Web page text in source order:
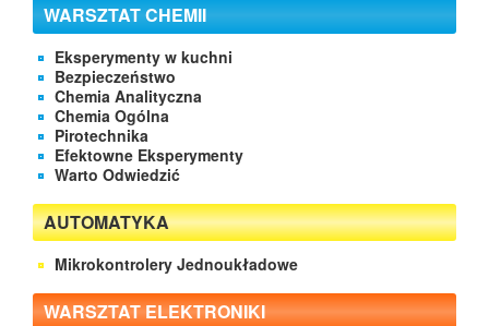
WARSZTAT CHEMII
Eksperymenty w kuchni
Bezpieczeństwo
Chemia Analityczna
Chemia Ogólna
Pirotechnika
Efektowne Eksperymenty
Warto Odwiedzić
AUTOMATYKA
Mikrokontrolery Jednoukładowe
WARSZTAT ELEKTRONIKI